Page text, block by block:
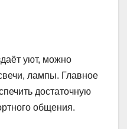
уют, можно
лампы. Главное
достаточную
общения.